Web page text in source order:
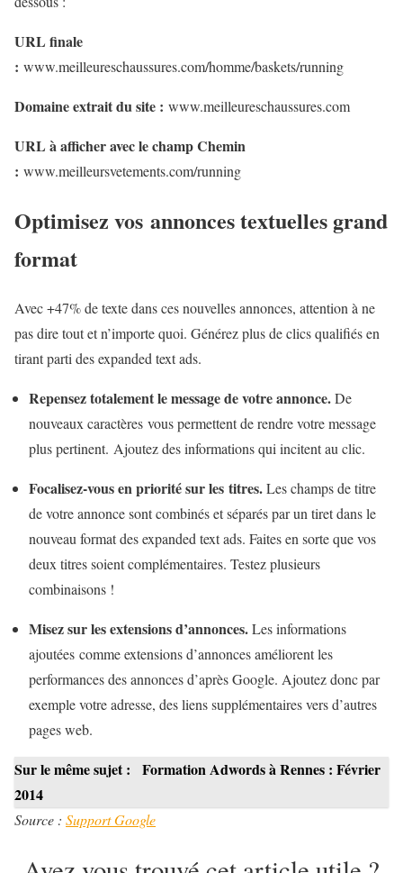
URL finale
: www.meilleureschaussures.com/homme/baskets/running
Domaine extrait du site : www.meilleureschaussures.com
URL à afficher avec le champ Chemin
: www.meilleursvetements.com/running
Optimisez vos annonces textuelles grand
format
Avec +47% de texte dans ces nouvelles annonces, attention à ne
pas dire tout et n’importe quoi. Générez plus de clics qualifiés en
tirant parti des expanded text ads.
Repensez totalement le message de votre annonce.De
nouveaux caractères vous permettent de rendre votre message
plus pertinent. Ajoutez des informations qui incitent au clic.
Focalisez-vous en priorité sur les titres.Les champs de titre
de votre annonce sont combinés et séparés par un tiret dans le
nouveau format des expanded text ads. Faites en sorte que vos
deux titres soient complémentaires. Testez plusieurs
combinaisons !
Misez sur les extensions d’annonces.Les informations
ajoutées comme extensions d’annonces améliorent les
performances des annonces d’après Google. Ajoutez donc par
exemple votre adresse, des liens supplémentaires vers d’autres
pages web.
Sur le même sujet :
Formation Adwords à Rennes : Février
2014
Source : Support Google